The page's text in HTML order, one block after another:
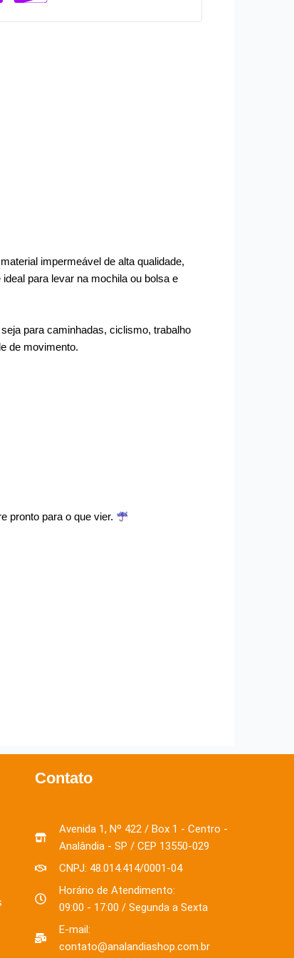
impermeável de alta qualidade,
para levar na mochila ou bolsa e
para caminhadas, ciclismo, trabalho
de movimento.
pronto para o que vier.
Contato
Avenida 1, Nº 422 / Box 1 - Centro -
Analândia - SP / CEP 13550-029
CNPJ: 48.014.414/0001-04
Horário de Atendimento:
09:00 - 17:00 / Segunda a Sexta
E-mail:
contato@analandiashop.com.br